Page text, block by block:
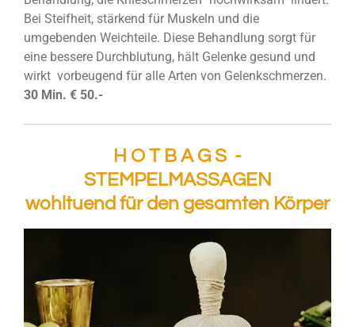
Bei Steifheit, stärkend für Muskeln und die
umgebenden Weichteile. Diese Behandlung sorgt für
eine bessere Durchblutung, hält Gelenke gesund und
wirkt vorbeugend für alle Arten von Gelenkschmerzen.
30 Min. € 50.-
H O T B A G S -
STEMPELMASSAGEN
wohltuend für den gesamten Körper